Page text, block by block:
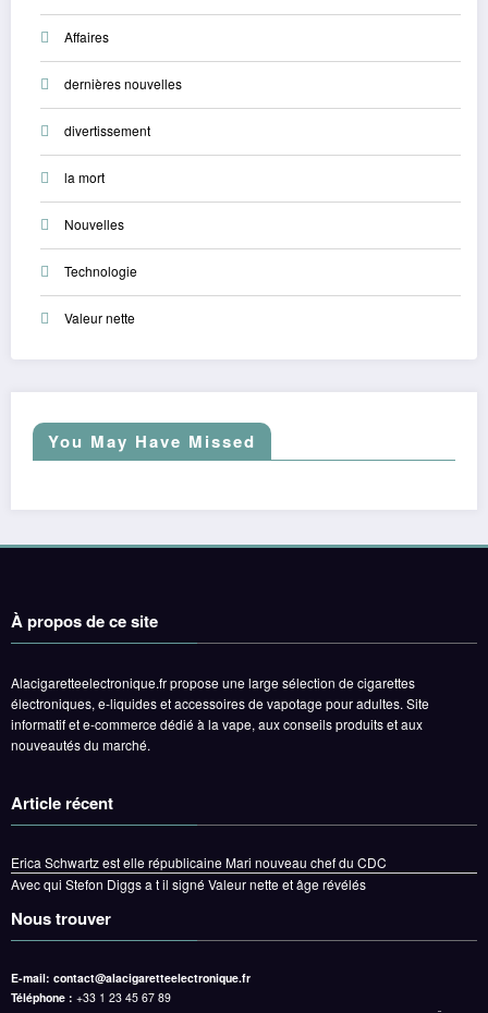
Affaires
dernières nouvelles
divertissement
la mort
Nouvelles
Technologie
Valeur nette
You May Have Missed
À propos de ce site
Alacigaretteelectronique.fr propose une large sélection de cigarettes
électroniques, e-liquides et accessoires de vapotage pour adultes. Site
informatif et e-commerce dédié à la vape, aux conseils produits et aux
nouveautés du marché.
Article récent
Erica Schwartz est elle républicaine Mari nouveau chef du CDC
Avec qui Stefon Diggs a t il signé Valeur nette et âge révélés
Nous trouver
E-mail: contact@alacigaretteelectronique.fr
Téléphone : +33 1 23 45 67 89